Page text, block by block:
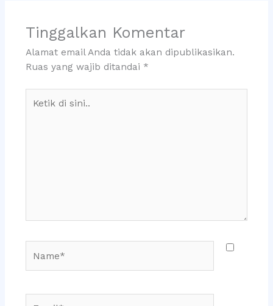
Tinggalkan Komentar
Alamat email Anda tidak akan dipublikasikan.
Ruas yang wajib ditandai *